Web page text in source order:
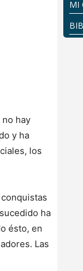
hay
y ha
los
ha
ésto, en
Las
MI